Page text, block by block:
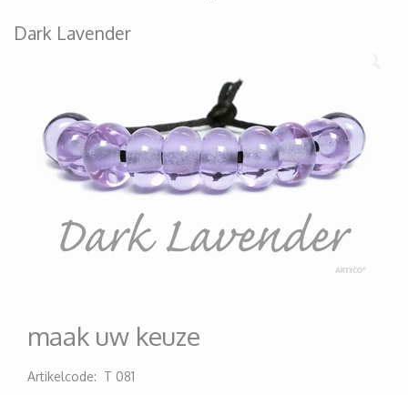
Dark Lavender
maak uw keuze
Artikelcode: T 081